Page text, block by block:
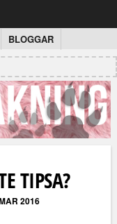
BLOGGAR
TIPSA?
2016